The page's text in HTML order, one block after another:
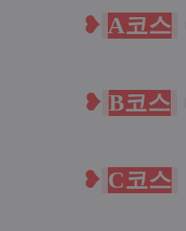
❥ A코스
❥ B코스
❥ C코스